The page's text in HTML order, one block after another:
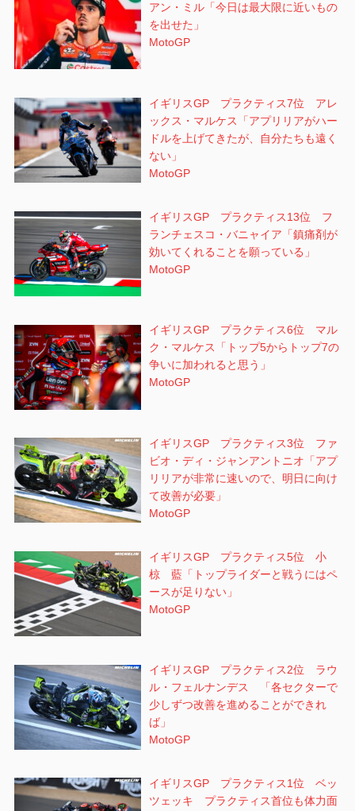
アン・ミル「今日は最大限に近いもの
を出せた」
MotoGP
イギリスGP プラクティス7位 アレ
ックス・マルケス「アプリリアがハー
ドルを上げてきたが、自分たちも遠く
ない」
MotoGP
イギリスGP プラクティス13位 フ
ランチェスコ・バニャイア「鎮痛剤が
効いてくれることを願っている」
MotoGP
イギリスGP プラクティス6位 マル
ク・マルケス「トップ5からトップ7の
争いに加われると思う」
MotoGP
イギリスGP プラクティス3位 ファ
ビオ・ディ・ジャンアントニオ「アプ
リリアが非常に速いので、明日に向け
て改善が必要」
MotoGP
イギリスGP プラクティス5位 小
椋 藍「トップライダーと戦うにはペ
ースが足りない」
MotoGP
イギリスGP プラクティス2位 ラウ
ル・フェルナンデス 「各セクターで
少しずつ改善を進めることができれ
ば」
MotoGP
イギリスGP プラクティス1位 ベッ
ツェッキ プラクティス首位も体力面